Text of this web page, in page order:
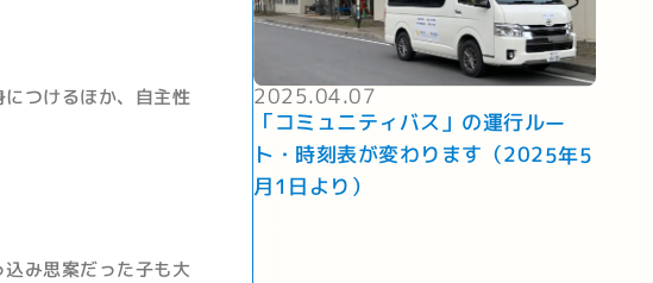
つけるほか、自主性
み思案だった子も大
2025.04.07
「コミュニティバス」の運行ルー
ト・時刻表が変わります（2025年5
月1日より）